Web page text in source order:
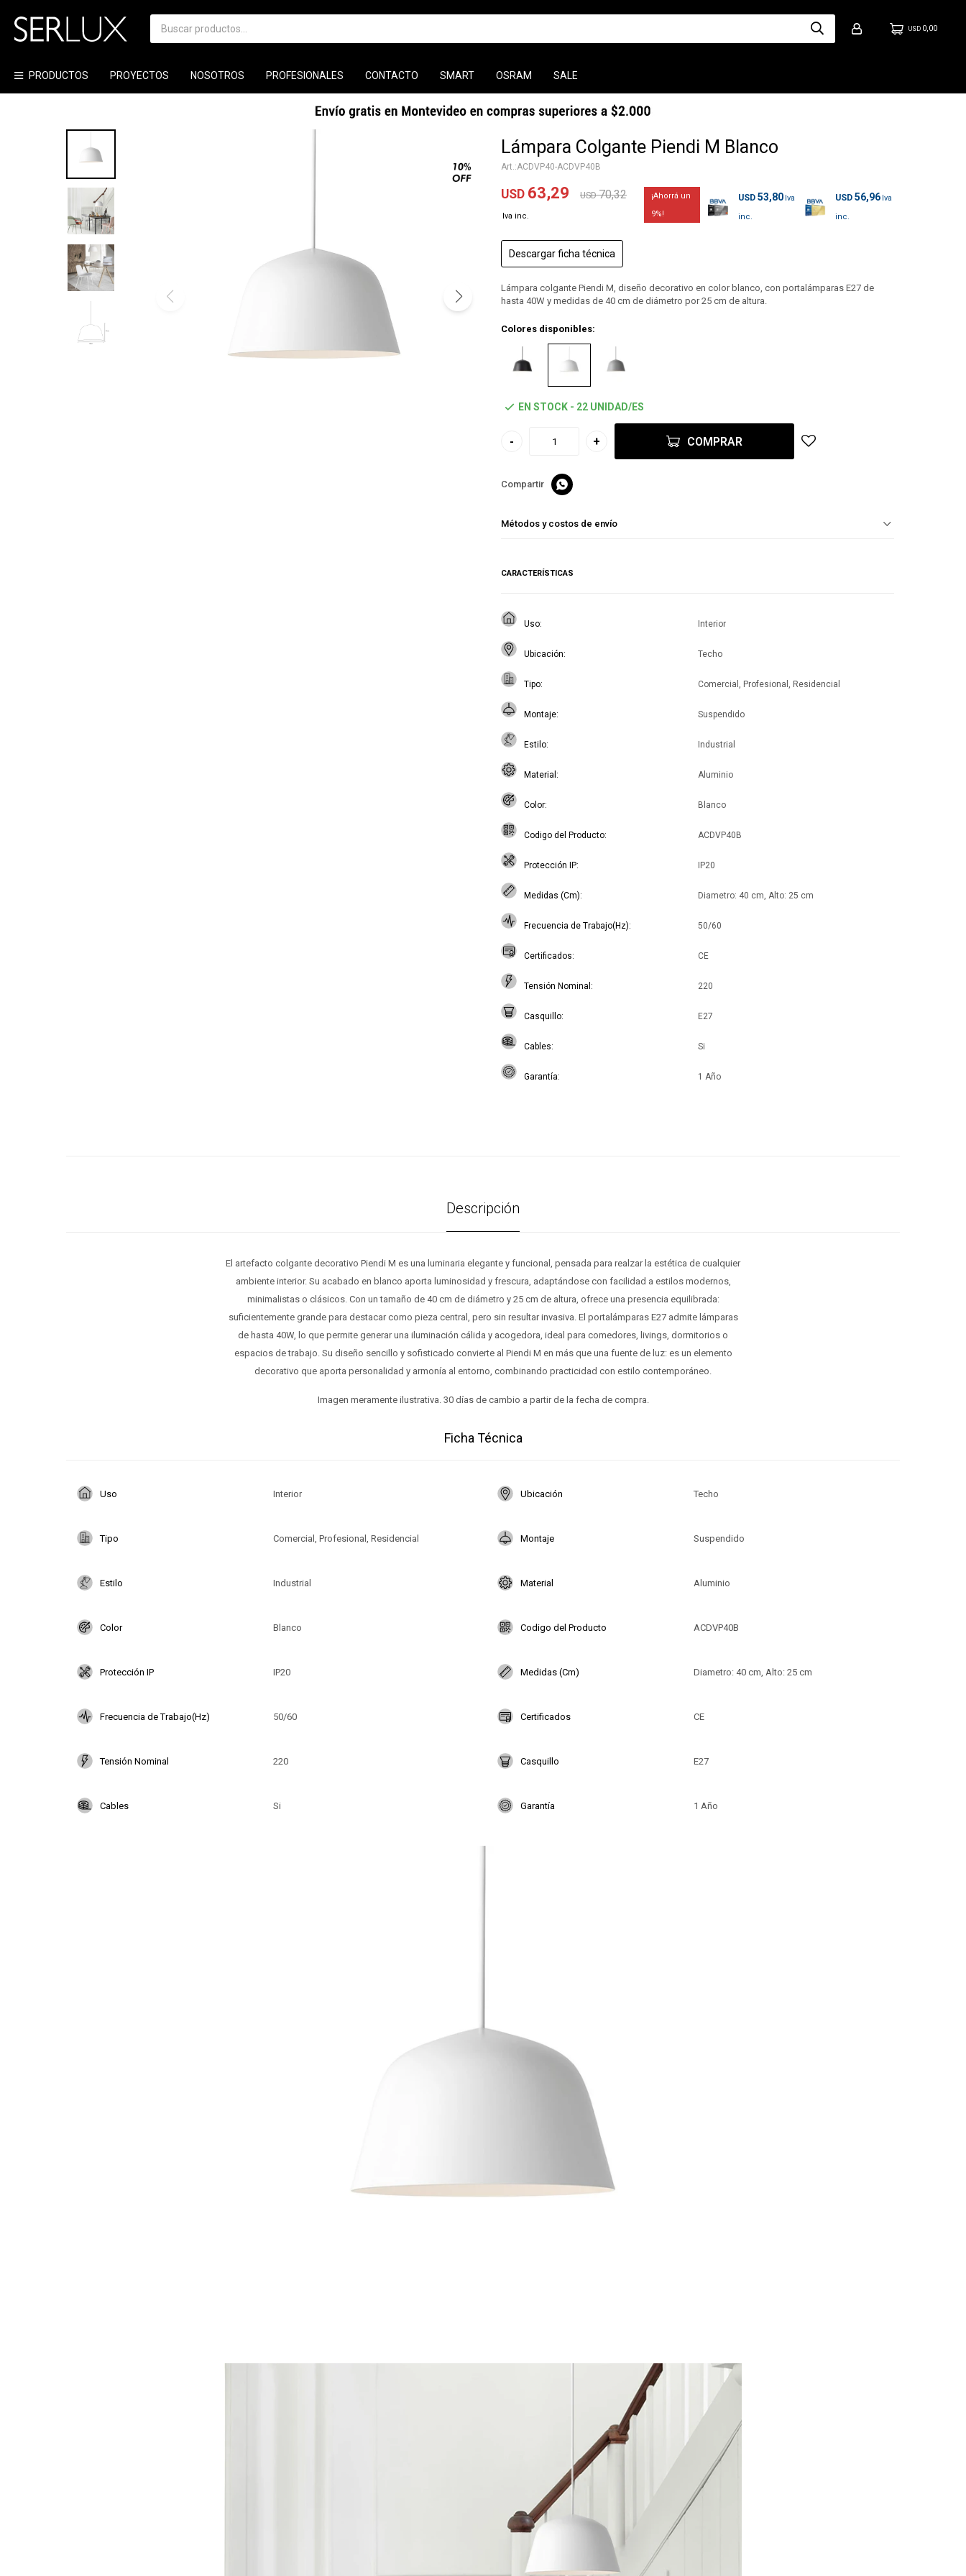
PRODUCTOS PROYECTOS NOSOTROS PROFESIONALES CONTACTO SMART OSRAM SALE
USD 0,00
Lámpara Colgante Piendi M Blanco
ACDVP40-ACDVP40B
USD 63,29 USD 70,32
9
USD 53,80 USD 56,96
Descargar ficha técnica
Lámpara colgante Piendi M, diseño decorativo en color blanco, con portalámparas E27 de
hasta 40W y medidas de 40 cm de diámetro por 25 cm de altura.
Colores disponibles:
EN STOCK - 22 UNIDAD/ES
- + COMPRAR

Métodos y costos de envío
CARACTERÍSTICAS
Uso Interior
Ubicación Techo
Tipo Comercial, Profesional, Residencial
Montaje Suspendido
Estilo Industrial
Material Aluminio
Color Blanco
Codigo del Producto ACDVP40B
Protección IP IP20
Medidas (Cm) Diametro: 40 cm, Alto: 25 cm
Frecuencia de Trabajo(Hz) 50/60
Certificados CE
Tensión Nominal 220
Casquillo E27
Cables Si
Garantía 1 Año
Descripción
El artefacto colgante decorativo Piendi M es una luminaria elegante y funcional, pensada para realzar la estética de cualquier
ambiente interior. Su acabado en blanco aporta luminosidad y frescura, adaptándose con facilidad a estilos modernos,
minimalistas o clásicos. Con un tamaño de 40 cm de diámetro y 25 cm de altura, ofrece una presencia equilibrada:
suficientemente grande para destacar como pieza central, pero sin resultar invasiva. El portalámparas E27 admite lámparas
de hasta 40W, lo que permite generar una iluminación cálida y acogedora, ideal para comedores, livings, dormitorios o
espacios de trabajo. Su diseño sencillo y sofisticado convierte al Piendi M en más que una fuente de luz: es un elemento
decorativo que aporta personalidad y armonía al entorno, combinando practicidad con estilo contemporáneo.
Imagen meramente ilustrativa. 30 días de cambio a partir de la fecha de compra.
Ficha Técnica
Uso Interior Ubicación Techo
Tipo Comercial, Profesional, Residencial Montaje Suspendido
Estilo Industrial Material Aluminio
Color Blanco Codigo del Producto ACDVP40B
Protección IP IP20 Medidas (Cm) Diametro: 40 cm, Alto: 25 cm
Frecuencia de Trabajo(Hz) 50/60 Certificados CE
Tensión Nominal 220 Casquillo E27
Cables Si Garantía 1 Año